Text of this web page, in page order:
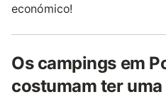
económico!
Os campings em
costumam ter